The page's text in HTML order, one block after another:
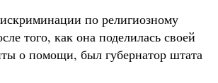
по религиозному
того, как она поделилась своей
о помощи, был губернатор штата